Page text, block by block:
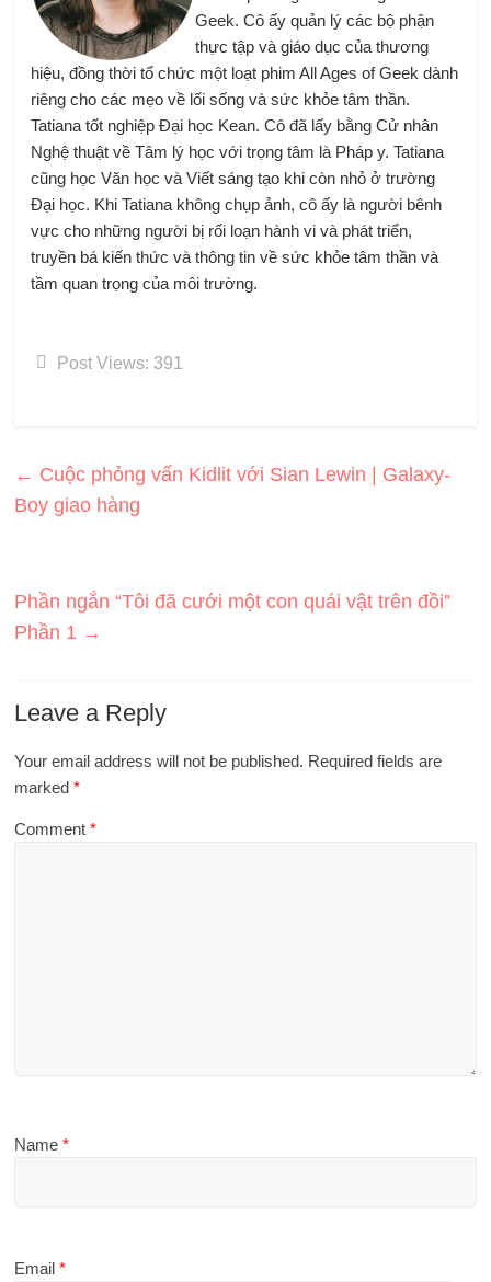
Geek. Cô ấy quản lý các bộ phận
thực tập và giáo dục của thương
hiệu, đồng thời tổ chức một loạt phim All Ages of Geek dành
riêng cho các mẹo về lối sống và sức khỏe tâm thần.
Tatiana tốt nghiệp Đại học Kean. Cô đã lấy bằng Cử nhân
Nghệ thuật về Tâm lý học với trọng tâm là Pháp y. Tatiana
cũng học Văn học và Viết sáng tạo khi còn nhỏ ở trường
Đại học. Khi Tatiana không chụp ảnh, cô ấy là người bênh
vực cho những người bị rối loạn hành vi và phát triển,
truyền bá kiến ​​thức và thông tin về sức khỏe tâm thần và
tầm quan trọng của môi trường.
Post Views: 391
← Cuộc phỏng vấn Kidlit với Sian Lewin | Galaxy-
Boy giao hàng
Phần ngắn “Tôi đã cưới một con quái vật trên đồi”
Phần 1 →
Leave a Reply
Your email address will not be published. Required fields are
marked*
Comment*
Name*
Email*